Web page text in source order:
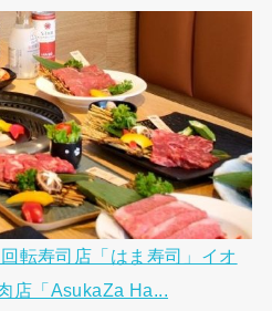
転寿司店「はま寿司」イオ
店「AsukaZa Ha...